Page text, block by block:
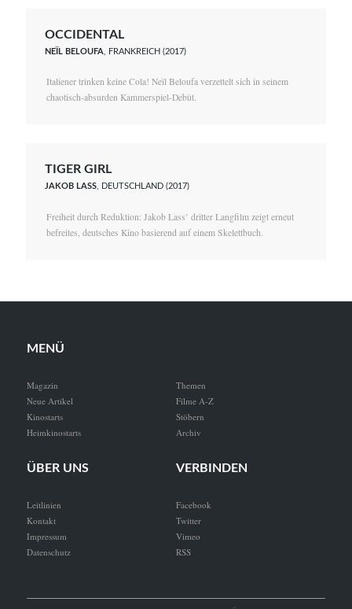
OCCIDENTAL
NEÏL BELOUFA , FRANKREICH (2017)
Italiener trinken keine Cola! Neïl Beloufa verzettelt sich in seinem
chaotisch-absurden Kammerspiel-Debüt.
TIGER GIRL
JAKOB LASS, DEUTSCHLAND (2017)
Freiheit durch Reduktion: Jakob Lass’ dritter Langfilm zeigt erneut
befreites, deutsches Kino basierend auf einem Skelettbuch.
MENÜ
Magazin
Neue Artikel
Kinostarts
Heimkinostarts
Themen
Filme A-Z
Stöbern
Archiv
ÜBER UNS
Leitlinien
Kontakt
Impressum
Datenschutz
VERBINDEN
Facebook
Twitter
Vimeo
RSS